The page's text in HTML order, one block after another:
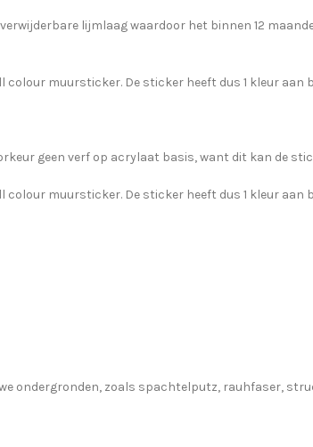
lijmlaag waardoor het binnen 12
muursticker. De sticker heeft dus 1 kleur aan
geen verf op acrylaat basis, want dit kan de
muursticker. De sticker heeft dus 1 kleur aan
ondergronden, zoals spachtelputz, rauhfaser,